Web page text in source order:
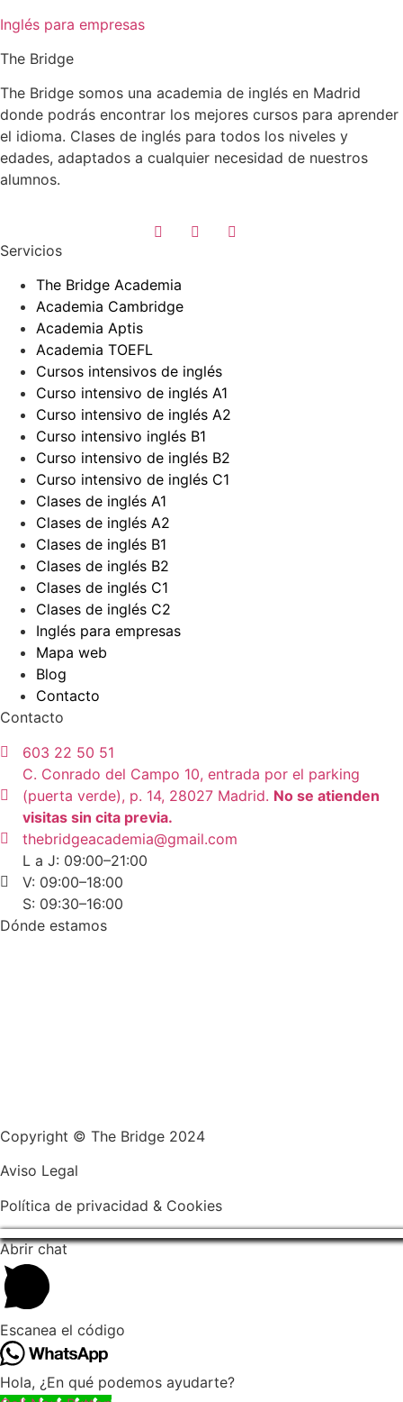
Inglés para empresas
The Bridge
The Bridge somos una academia de inglés en Madrid
donde podrás encontrar los mejores cursos para aprender
el idioma. Clases de inglés para todos los niveles y
edades, adaptados a cualquier necesidad de nuestros
alumnos.
Servicios
The Bridge Academia
Academia Cambridge
Academia Aptis
Academia TOEFL
Cursos intensivos de inglés
Curso intensivo de inglés A1
Curso intensivo de inglés A2
Curso intensivo inglés B1
Curso intensivo de inglés B2
Curso intensivo de inglés C1
Clases de inglés A1
Clases de inglés A2
Clases de inglés B1
Clases de inglés B2
Clases de inglés C1
Clases de inglés C2
Inglés para empresas
Mapa web
Blog
Contacto
Contacto
603 22 50 51
C. Conrado del Campo 10, entrada por el parking
(puerta verde), p. 14, 28027 Madrid. No se atienden
visitas sin cita previa.
thebridgeacademia@gmail.com
L a J: 09:00–21:00
V: 09:00–18:00
S: 09:30–16:00
Dónde estamos
Copyright © The Bridge 2024
Aviso Legal
Política de privacidad & Cookies
Abrir chat
Escanea el código
Hola, ¿En qué podemos ayudarte?